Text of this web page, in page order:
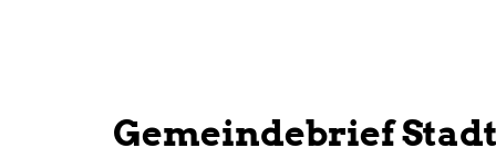
Gemeindebrief